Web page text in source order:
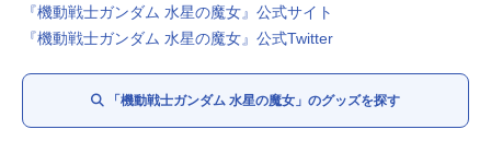
『機動戦士ガンダム 水星の魔女』公式サイト
『機動戦士ガンダム 水星の魔女』公式Twitter
「機動戦士ガンダム 水星の魔女」のグッズを探す